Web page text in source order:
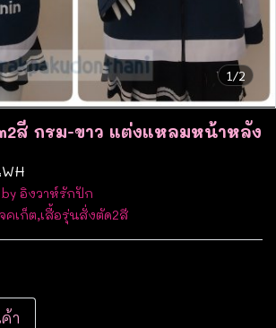
1/2
สี กรม-ขาว แต่งแหลมหน้าหลัง
อิงวาห์รักปัก
คเก็ต,เสื้อรุ่นสั่งตัด2สี
า